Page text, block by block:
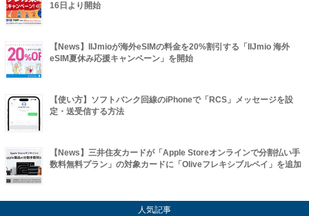
16日より開始
【News】IIJmioが海外eSIMの料金を20%割引する「IIJmio 海外
eSIM夏休み応援キャンペーン」を開始
【使い方】ソフトバンク回線のiPhoneで「RCS」メッセージを設
定・送受信する方法
【News】三井住友カードが「Apple Storeオンラインで分割払い手
数料無料プラン」の対象カードに「Oliveフレキシブルペイ」を追加
人気記事